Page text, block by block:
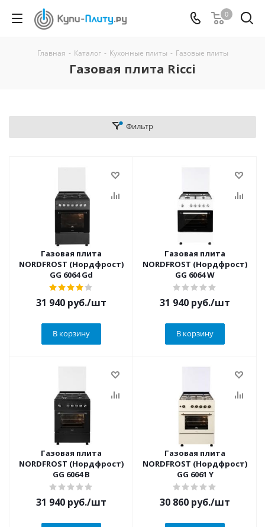
0
Главная - Каталог - Кухонные плиты - Газовые плиты
Газовая плита Ricci
Фильтр
Газовая плита
NORDFROST (Нордфрост)
GG 6064 Gd
31 940 руб./шт
В корзину
Газовая плита
NORDFROST (Нордфрост)
GG 6064 W
31 940 руб./шт
В корзину
Газовая плита
NORDFROST (Нордфрост)
GG 6064 B
31 940 руб./шт
Газовая плита
NORDFROST (Нордфрост)
GG 6061 Y
30 860 руб./шт